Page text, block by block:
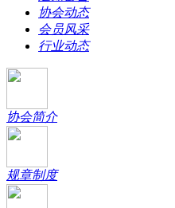
协会动态
会员风采
行业动态
协会简介
规章制度